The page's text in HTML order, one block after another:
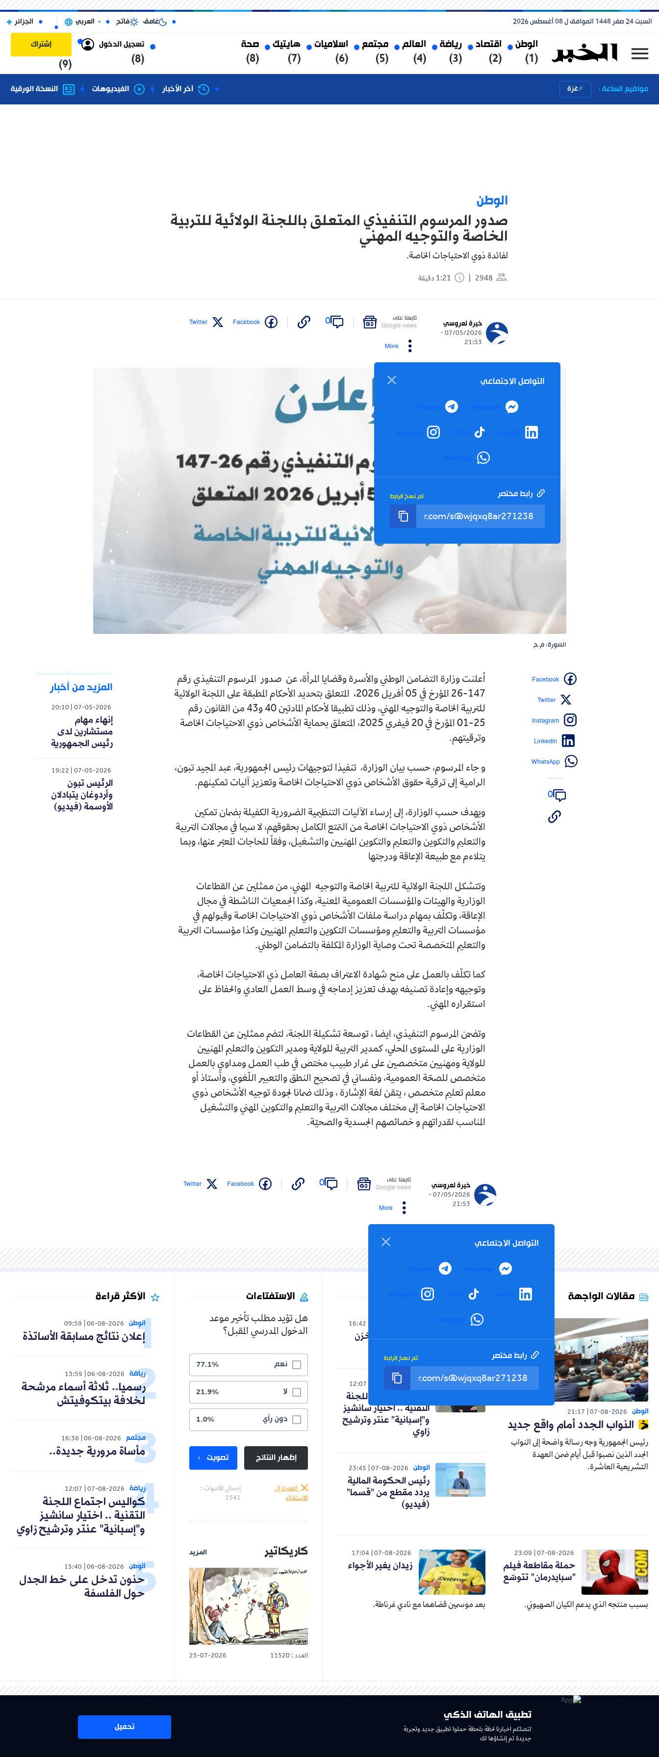
الوطن
(1)
اقتصاد
(2)
رياضة
(3)
العالم
(4)
مجتمع
(5)
اسلاميات
(6)
هايتيك
(7)
صحة
(8)
تسجيل الدخول
(8)
إشتراك
(9)
السبت 24 صفر 1448 الموافق ل 08 أغسطس 2026 غامق فاتح العربي الجزائر
مواضيع الساعة : غزة آخر الأخبار الفيديوهات النسخة الورقية
الوطن
صدور المرسوم التنفيذي المتعلق باللجنة الولائية للتربية
الخاصة والتوجيه المهني
لفائدة ذوي الاحتياجات الخاصة.
2948
خيرة لعروسي
07/05/2026 -
21:53
تابعنا على
Google news
0
Facebook
Twitter
More
التواصل الاجتماعي
Messenger
Telegram
LinkedIn
TikTok
Instagram
WhatsApp
رابط مختصر تم نسخ الرابط
الصورة: م.ح
أعلنت وزارة التضامن الوطني والأسرة وقضايا المرأة، عن صدور المرسوم التنفيذي رقم
147-26 المؤرخ في 05 أفريل 2026، المتعلق بتحديد الأحكام المطبقة على اللجنة الولائية
للتربية الخاصة والتوجيه المهني، وذلك تطبيقا لأحكام المادتين 40 و43 من القانون رقم
25-01 المؤرخ في 20 فيفري 2025، المتعلق بحماية الأشخاص ذوي الاحتياجات الخاصة
وترقيتهم.
و جاء المرسوم، حسب بيان الوزارة، تنفيذا لتوجيهات رئيس الجمهورية، عبد المجيد تبون،
الرامية إلى ترقية حقوق الأشخاص ذوي الاحتياجات الخاصة وتعزيز آليات تمكينهم.
ويهدف حسب الوزارة، إلى إرساء الآليات التنظيمية الضرورية الكفيلة بضمان تمكين
الأشخاص ذوي الاحتياجات الخاصة من التمتع الكامل بحقوقهم، لا سيما في مجالات التربية
والتعليم والتكوين والتعليم والتكوين المهنيين والتشغيل، وفقاً للحاجات المعبّر عنها، وبما
يتلاءم مع طبيعة الإعاقة ودرجتها
وتتشكل اللجنة الولائية للتربية الخاصة والتوجيه المهني، من ممثلين عن القطاعات
الوزارية والهيئات والمؤسسات العمومية المعنية، وكذا الجمعيات الناشطة في مجال
الإعاقة، وتكلّف بمهام دراسة ملفات الأشخاص ذوي الاحتياجات الخاصة وقبولهم في
مؤسسات التربية والتعليم ومؤسسات التكوين والتعليم المهنيين وكذا مؤسسات التربية
والتعليم المتخصصة تحت وصاية الوزارة المكلفة بالتضامن الوطني.
كما تكلّف بالعمل على منح شهادة الاعتراف بصفة العامل ذي الاحتياجات الخاصة،
وتوجيهه وإعادة تصنيفه بهدف تعزيز إدماجه في وسط العمل العادي والحفاظ على
استقراره المهني.
وتضمّن المرسوم التنفيذي، ايضا ، توسعة تشكيلة اللجنة، لتضم ممثلين عن القطاعات
الوزارية على المستوى المحلي، كمدير التربية للولاية ومدير التكوين والتعليم المهنيين
للولاية ومهنيين متخصصين على غرار طبيب مختص في طب العمل ومداوي بالعمل
متخصص للصحّة العمومية، ونفساني في تصحيح النطق والتعبير اللّغوي، وأستاذ أو
معلم تعليم متخصص ، يتقن لغة الإشارة ، وذلك ضمانا لجودة توجيه الأشخاص ذوي
الاحتياجات الخاصة إلى مختلف مجالات التربية والتعليم والتكوين المهني والتشغيل
المناسب لقدراتهم و خصائصهم الجسدية والصحيّة.
Facebook
Twitter
Instagram
LinkedIn
WhatsApp
0
المزيد من أخبار
07-05-2026
20:10
إنهاء مهام
مستشارين لدى
رئيس الجمهورية
07-05-2026
19:22
الرئيس تبون
وأردوغان يتبادلان
الأوسمة (فيديو)
خيرة لعروسي
07/05/2026 -
21:53
تابعنا على
Google news
0
Facebook
Twitter
More
التواصل الاجتماعي
Messenger
Telegram
LinkedIn
TikTok
Instagram
WhatsApp
رابط مختصر تم نسخ الرابط
مقالات الواجهة
الوطن 07-08-2026
21:17
النواب الجدد أمام واقع جديد
رئيس الجمهورية وجه رسالة واضحة إلى النواب
الجدد الذين نصبوا قبل أيام ضمن العهدة
التشريعية العاشرة.
16:42
صدمة لنظام المخزن
رياضة 07-08-2026
12:07
كواليس اجتماع اللجنة
التقنية .. اختيار سانشيز
و"إسبانية" عنتر وترشيح
زاوي
الوطن 07-08-2026
23:45
رئيس الحكومة المالية
يردد مقطع من "قسما"
(فيديو)
07-08-2026
23:09
حملة مقاطعة فيلم
"سبايدرمان" تتوسّع
بسبب منتجه الذي يدعم الكيان الصهيوني.
07-08-2026
17:04
زيدان يغير الأجواء
بعد موسمين قضاهما مع نادي غرناطة.
الاستفتاءات
هل تؤيد مطلب تأخير موعد
الدخول المدرسي المقبل؟
نعم 77.1%
لا 21.9%
دون رأي 1.0%
إظهار النتائج تصويت
العودة إلى
الاستفتاء
إجمالي الأصوات :
1541
كاريكاتير المزيد
العدد : 11520 25-07-2026
الأكثر قراءة
الوطن 06-08-2026
09:59
إعلان نتائج مسابقة الأساتذة
رياضة 06-08-2026
13:59
رسميا.. ثلاثة أسماء مرشحة
لخلافة بيتكوفيتش
مجتمع 06-08-2026
16:36
مأساة مرورية جديدة..
رياضة 07-08-2026
12:07
كواليس اجتماع اللجنة
التقنية .. اختيار سانشيز
و"إسبانية" عنتر وترشيح زاوي
الوطن 06-08-2026
15:40
حنون تدخل على خط الجدل
حول الفلسفة
تطبيق الهاتف الذكي
لتصلكم اخبارنا لحظة بلحظة حملوا تطبيق جديد وتجربة
جديدة تم إنشاؤها لك
تحميل